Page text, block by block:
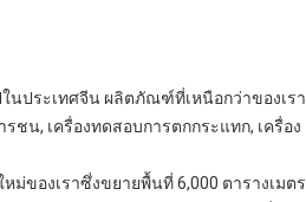
นประเทศจีน ผลิตภัณฑ์ที่เหนือกว่าของเรา
น, เครื่องทดสอบการตกกระแทก, เครื่อง
ม่ของเราซึ่งขยายพื้นที่ 6,000 ตารางเมตร